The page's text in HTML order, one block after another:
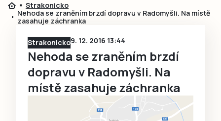
Strakonicko
Nehoda se zraněním brzdí dopravu v Radomyšli. Na místě
zasahuje záchranka
Strakonicko9. 12. 2016 13:44
Nehoda se zraněním brzdí
dopravu v Radomyšli. Na
místě zasahuje záchranka